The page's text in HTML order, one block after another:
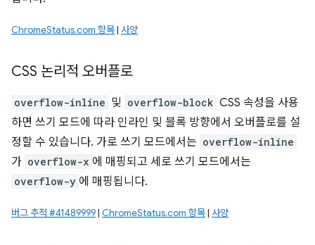
ChromeStatus.com 항목| 사양
CSS 논리적 오버플로
overflow-inline 및 overflow-block CSS 속성을 사용
하면 쓰기 모드에 따라 인라인 및 블록 방향에서 오버플로를 설
정할 수 있습니다. 가로 쓰기 모드에서는 overflow-inline
가 overflow-x 에 매핑되고 세로 쓰기 모드에서는
overflow-y 에 매핑됩니다.
버그 추적 #41489999| ChromeStatus.com 항목| 사양